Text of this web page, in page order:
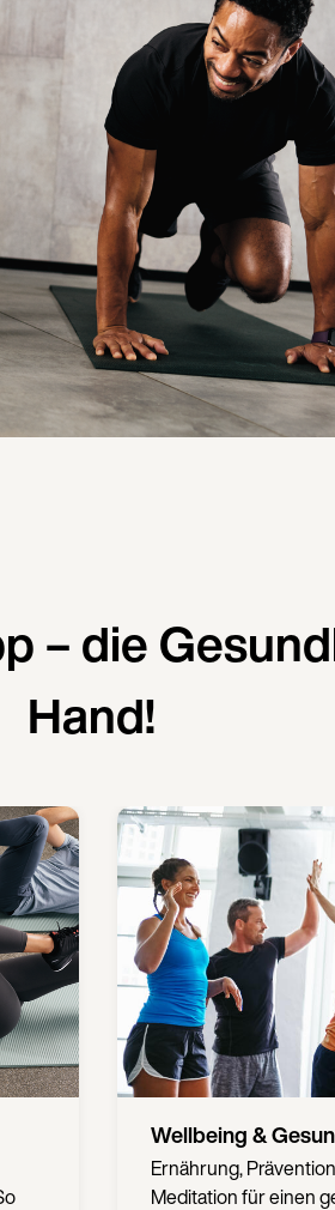
– die
Hand!
Motivation &
Spannende
Schwimmen) und